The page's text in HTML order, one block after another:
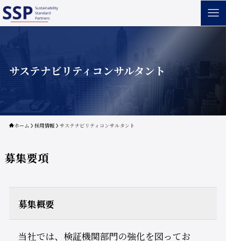
サステナビリティコンサルタント
ホーム 採用情報 サステナビリティコンサルタント
募集要項
募集概要
当社では、検証機関部門の強化を図ってお